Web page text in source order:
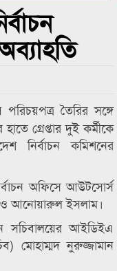
গ্রুপ থিয়েটার ফেডারেশানের
তৈরির সঙ্গে
গ্রেপ্তার দুই কর্মীকে
নির্বাচন কমিশনের
অফিসে আউটসোর্স
ও আনোয়ারুল ইসলাম।
সচিবালয়ের আইডিইএ
মোহাম্মদ নুরুজ্জামান